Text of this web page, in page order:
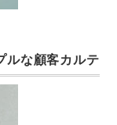
ルな顧客カルテ